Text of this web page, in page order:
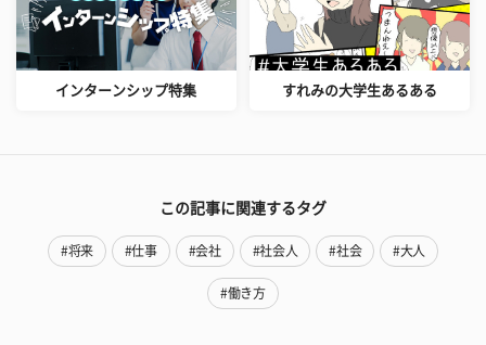
インターンシップ特集 すれみの大学生あるある
この記事に関連するタグ
#将来 #仕事 #会社 #社会人 #社会 #大人
#働き方